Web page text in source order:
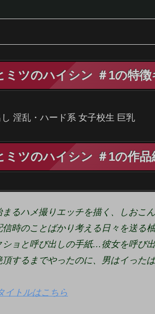
ミツのハイシン ＃1の特徴
淫乱・ハード系 女子校生 巨乳
ミツのハイシン ＃1の作品
るハメ撮りエッチを描く、しおこ
時のことばかり考える日々を送る
ショと呼び出しの手紙…彼女を呼び
するまでやったのに、男はイった
イトルはこちら